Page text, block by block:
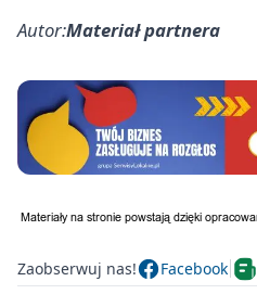
Autor:Materiał partnera
Zaobserwuj nas! Facebook